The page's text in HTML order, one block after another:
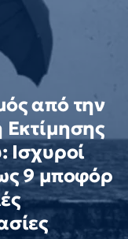
από την
Εκτίμησης
Ισχυροί
9 μποφόρ